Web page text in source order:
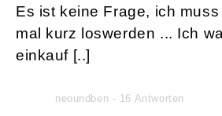
Es ist keine Frage, ich
mal kurz loswerden ... Ich
einkauf [..]
neoundben - 16 Antworten